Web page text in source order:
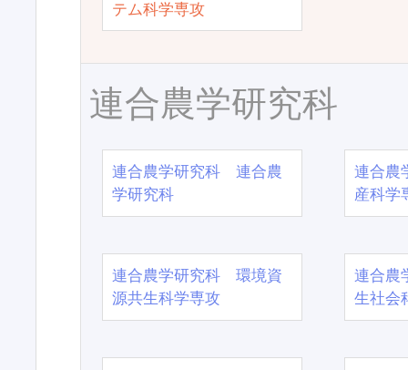
テム科学専攻
連合農学研究科
連合農学研究科 連合農
学研究科
連合農
産科学
連合農学研究科 環境資
源共生科学専攻
連合農
生社会